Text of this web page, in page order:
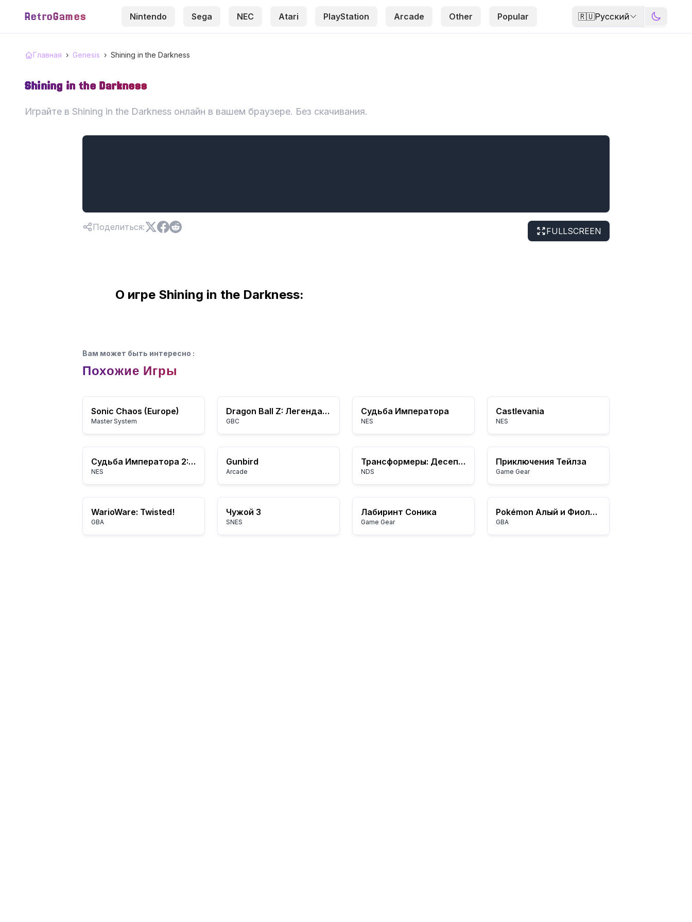
RetroGames Nintendo Sega NEC Atari PlayStation Arcade Other Popular 🇷🇺Русский
Главная › Genesis › Shining in the Darkness
Shining in the Darkness
Играйте в Shining in the Darkness онлайн в вашем браузере. Без скачивания.
Поделиться: FULLSCREEN
О игре Shining in the Darkness:
Вам может быть интересно :
Похожие Игры
Sonic Chaos (Europe)
Master System
Dragon Ball Z: Легендарные Супер Воины
GBC
Судьба Императора
NES
Castlevania
NES
Судьба Императора 2: История Чжугэ Ляна (Destiny of an Emperor 2)
NES
Gunbird
Arcade
Трансформеры: Десептиконы
NDS
Приключения Тейлза
Game Gear
WarioWare: Twisted!
GBA
Чужой 3
SNES
Лабиринт Соника
Game Gear
Pokémon Алый и Фиолетовый
GBA